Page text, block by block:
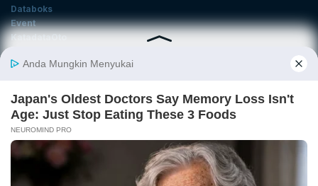
Databoks
Event
KatadataOto
Email
Daftar